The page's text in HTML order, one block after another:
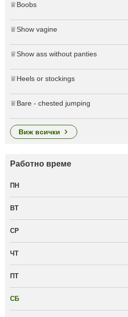
♕Boobs
♕Show vagine
♕Show ass without panties
♕Heels or stockings
♕Bare - chested jumping
виж всички
Работно време
ПН
ВТ
СР
ЧТ
ПТ
СБ